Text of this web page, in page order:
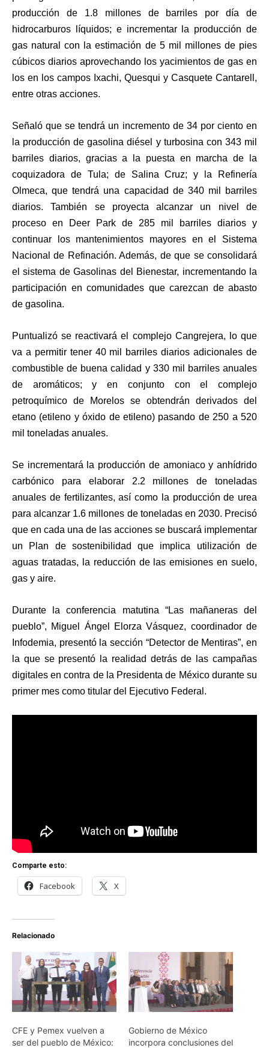
producción de 1.8 millones de barriles por día de
hidrocarburos líquidos; e incrementar la producción de
gas natural con la estimación de 5 mil millones de pies
cúbicos diarios aprovechando los yacimientos de gas en
los en los campos Ixachi, Quesqui y Casquete Cantarell,
entre otras acciones.
Señaló que se tendrá un incremento de 34 por ciento en
la producción de gasolina diésel y turbosina con 343 mil
barriles diarios, gracias a la puesta en marcha de la
coquizadora de Tula; de Salina Cruz; y la Refinería
Olmeca, que tendrá una capacidad de 340 mil barriles
diarios. También se proyecta alcanzar un nivel de
proceso en Deer Park de 285 mil barriles diarios y
continuar los mantenimientos mayores en el Sistema
Nacional de Refinación. Además, de que se consolidará
el sistema de Gasolinas del Bienestar, incrementando la
participación en comunidades que carezcan de abasto
de gasolina.
Puntualizó se reactivará el complejo Cangrejera, lo que
va a permitir tener 40 mil barriles diarios adicionales de
combustible de buena calidad y 330 mil barriles anuales
de aromáticos; y en conjunto con el complejo
petroquímico de Morelos se obtendrán derivados del
etano (etileno y óxido de etileno) pasando de 250 a 520
mil toneladas anuales.
Se incrementará la producción de amoniaco y anhídrido
carbónico para elaborar 2.2 millones de toneladas
anuales de fertilizantes, así como la producción de urea
para alcanzar 1.6 millones de toneladas en 2030. Precisó
que en cada una de las acciones se buscará implementar
un Plan de sostenibilidad que implica utilización de
aguas tratadas, la reducción de las emisiones en suelo,
gas y aire.
Durante la conferencia matutina “Las mañaneras del
pueblo”, Miguel Ángel Elorza Vásquez, coordinador de
Infodemia, presentó la sección “Detector de Mentiras”, en
la que se presentó la realidad detrás de las campañas
digitales en contra de la Presidenta de México durante su
primer mes como titular del Ejecutivo Federal.
Comparte esto:
Facebook X
Relacionado
CFE y Pemex vuelven a
ser del pueblo de México:
Gobierno de México
incorpora conclusiones del